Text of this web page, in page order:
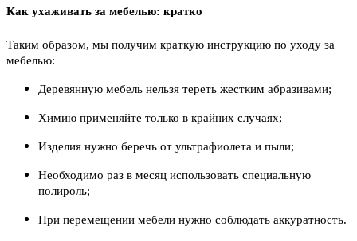
Как ухаживать за мебелью: кратко
Таким образом, мы получим краткую инструкцию по уходу за
мебелью:
Деревянную мебель нельзя тереть жестким абразивами;
Химию применяйте только в крайних случаях;
Изделия нужно беречь от ультрафиолета и пыли;
Необходимо раз в месяц использовать специальную
полироль;
При перемещении мебели нужно соблюдать аккуратность.